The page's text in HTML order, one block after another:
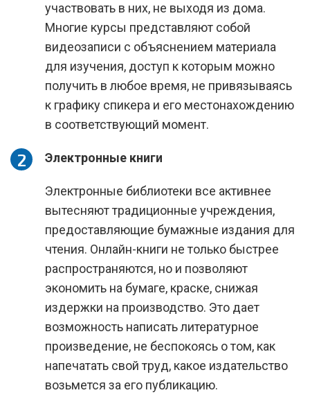
участвовать в них, не выходя из дома.
Многие курсы представляют собой
видеозаписи с объяснением материала
для изучения, доступ к которым можно
получить в любое время, не привязываясь
к графику спикера и его местонахождению
в соответствующий момент.
Электронные книги
Электронные библиотеки все активнее
вытесняют традиционные учреждения,
предоставляющие бумажные издания для
чтения. Онлайн-книги не только быстрее
распространяются, но и позволяют
экономить на бумаге, краске, снижая
издержки на производство. Это дает
возможность написать литературное
произведение, не беспокоясь о том, как
напечатать свой труд, какое издательство
возьмется за его публикацию.